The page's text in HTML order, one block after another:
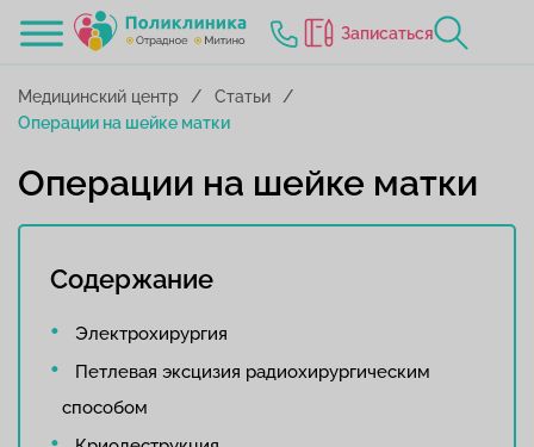
Записаться
Медицинский центр
Статьи
Операции на шейке матки
Операции на шейке матки
Содержание
Электрохирургия
Петлевая эксцизия радиохирургическим
способом